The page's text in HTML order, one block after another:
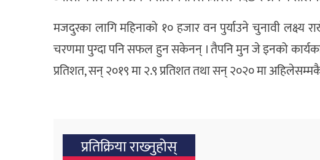
मजदुरका लागि महिनाको १० हजार वन पुर्याउने चुनावी लक्ष्य
चरणमा पुग्दा पनि सफल हुन सकेनन् । तैपनि मुन जे इनको
प्रतिशत, सन् २०१९ मा २.९ प्रतिशत तथा सन् २०२० मा
प्रतिक्रिया राख्‍नुहोस्